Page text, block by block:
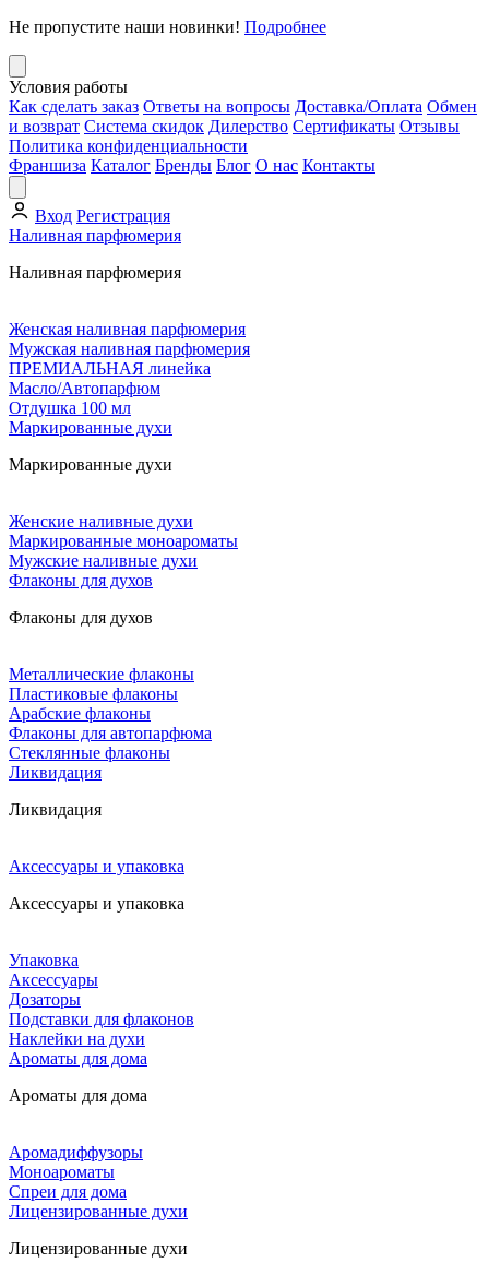
Не пропустите наши новинки! Подробнее
Условия работы
Как сделать заказ Ответы на вопросы Доставка/Оплата Обмен
и возврат Система скидок Дилерство Сертификаты Отзывы
Политика конфиденциальности
Франшиза Каталог Бренды Блог О нас Контакты
Вход Регистрация
Наливная парфюмерия
Наливная парфюмерия
Женская наливная парфюмерия
Мужская наливная парфюмерия
ПРЕМИАЛЬНАЯ линейка
Масло/Автопарфюм
Отдушка 100 мл
Маркированные духи
Маркированные духи
Женские наливные духи
Маркированные моноароматы
Мужские наливные духи
Флаконы для духов
Флаконы для духов
Металлические флаконы
Пластиковые флаконы
Арабские флаконы
Флаконы для автопарфюма
Стеклянные флаконы
Ликвидация
Ликвидация
Аксессуары и упаковка
Аксессуары и упаковка
Упаковка
Аксессуары
Дозаторы
Подставки для флаконов
Наклейки на духи
Ароматы для дома
Ароматы для дома
Аромадиффузоры
Моноароматы
Спреи для дома
Лицензированные духи
Лицензированные духи